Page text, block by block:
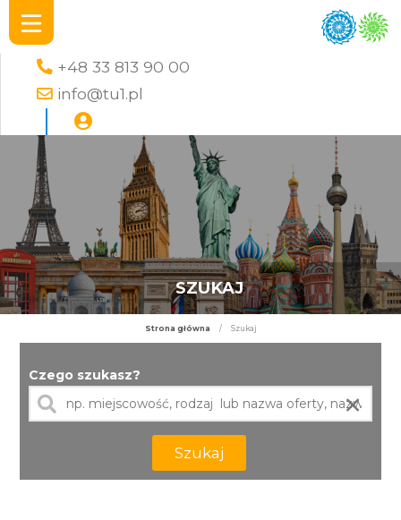
+48 33 813 90 00
info@tu1.pl
SZUKAJ
Strona główna / Szukaj
Czego szukasz?
×
Szukaj